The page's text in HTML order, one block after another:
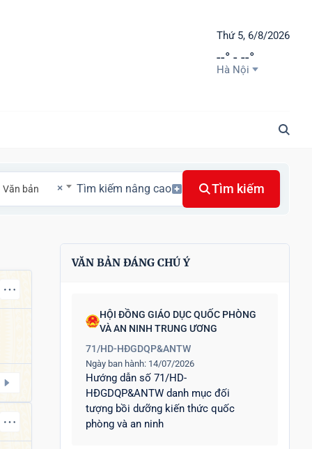
Thứ 5, 6/8/2026
--° - --°
Hà Nội
×
Văn bản Tìm kiếm nâng cao Tìm kiếm
VĂN BẢN ĐÁNG CHÚ Ý
HỘI ĐỒNG GIÁO DỤC QUỐC PHÒNG
VÀ AN NINH TRUNG ƯƠNG
71/HD-HĐGDQP&ANTW
Ngày ban hành: 14/07/2026
Hướng dẫn số 71/HD-
HĐGDQP&ANTW danh mục đối
tượng bồi dưỡng kiến thức quốc
phòng và an ninh